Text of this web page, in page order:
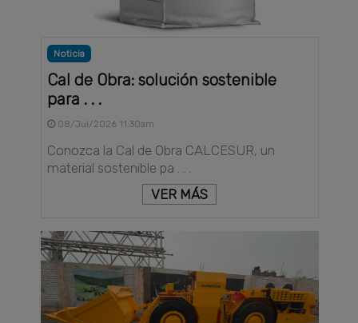
Noticia
Cal de Obra: solución sostenible
para . . .
08/Jul/2026 11:30am
Conozca la Cal de Obra CALCESUR, un
material sostenible pa . . .
VER MÁS